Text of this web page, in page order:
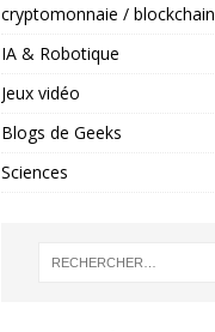
cryptomonnaie / blockchain
IA & Robotique
Jeux vidéo
Blogs de Geeks
Sciences